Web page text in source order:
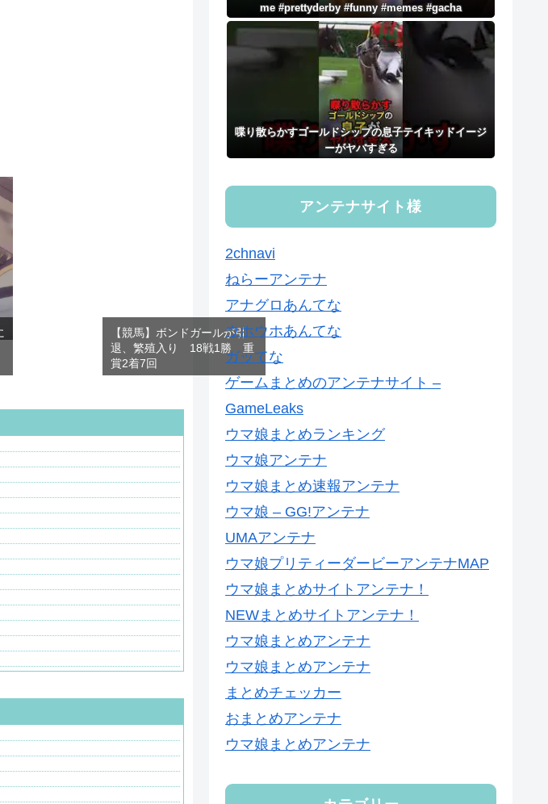
【競馬】ボンドガールが引
退、繁殖入り 18戦1勝 重
賞2着7回
me #prettyderby #funny #memes #gacha
喋り散らかすゴールドシップの息子テイキッドイージ
ーがヤバすぎる
アンテナサイト様
2chnavi
ねらーアンテナ
アナグロあんてな
ウホウホあんてな
ガッてな
ゲームまとめのアンテナサイト –
GameLeaks
ウマ娘まとめランキング
ウマ娘アンテナ
ウマ娘まとめ速報アンテナ
ウマ娘 – GG!アンテナ
UMAアンテナ
ウマ娘プリティーダービーアンテナMAP
ウマ娘まとめサイトアンテナ！
NEWまとめサイトアンテナ！
ウマ娘まとめアンテナ
ウマ娘まとめアンテナ
まとめチェッカー
おまとめアンテナ
ウマ娘まとめアンテナ